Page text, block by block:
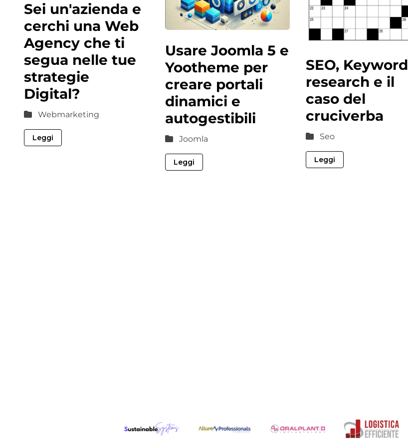
Sei un'azienda e
cerchi una Web
Agency che ti
segua nelle tue
strategie
Digital?
Webmarketing
Leggi
Usare Joomla 5 e
Yootheme per
creare portali
dinamici e
autogestibili
Joomla
Leggi
SEO, Keyword
research e il
caso del
cruciverba
Seo
Leggi